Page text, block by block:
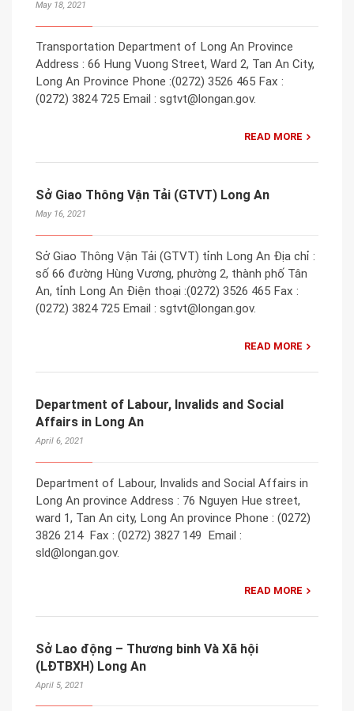
May 18, 2021
Transportation Department of Long An Province
Address : 66 Hung Vuong Street, Ward 2, Tan An City,
Long An Province Phone :(0272) 3526 465 Fax :
(0272) 3824 725 Email : sgtvt​@longan.gov.
READ MORE
Sở Giao Thông Vận Tải (GTVT) Long An
May 16, 2021
Sở Giao Thông Vận Tải (GTVT) tỉnh Long An Địa chỉ :
số 66 đường Hùng Vương, phường 2, thành phố Tân
An, tỉnh Long An Đ​iện thoại :(0272) 3526 465 Fax :
(0272) 3824 725 Email : sgtvt​@longan.gov.
READ MORE
Department of Labour, Invalids and Social
Affairs in Long An
April 6, 2021
Department of Labour, Invalids and Social Affairs in
Long An province Address : ​76 Nguyen Hue street,
ward 1, Tan An city, Long An province Phone : (0272)
3826 214​ ​ Fax : (0272) 3827 149 ​ Email :
sld@longan.gov.
READ MORE
Sở Lao động – Thương binh Và Xã hội
(LĐTBXH) Long An
April 5, 2021